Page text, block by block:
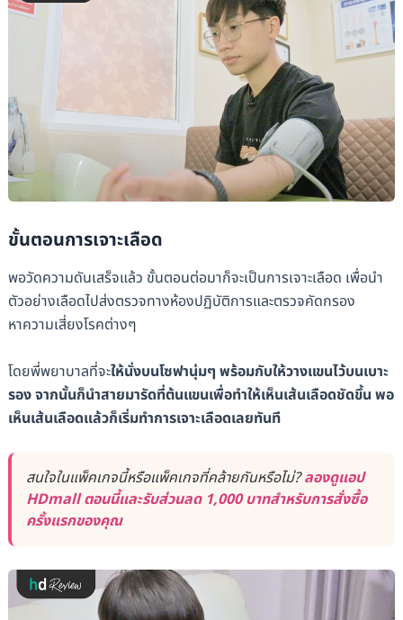
ขั้นตอนการเจาะเลือด
พอวัดความดันเสร็จแล้ว ขั้นตอนต่อมาก็จะเป็นการเจาะเลือด เพื่อนำ
ตัวอย่างเลือดไปส่งตรวจทางห้องปฏิบัติการและตรวจคัดกรอง
หาความเสี่ยงโรคต่างๆ
โดยพี่พยาบาลที่จะให้นั่งบนโซฟานุ่มๆ พร้อมกับให้วางแขนไว้บนเบาะ
รอง จากนั้นก็นำสายมารัดที่ต้นแขนเพื่อทำให้เห็นเส้นเลือดชัดขึ้น พอ
เห็นเส้นเลือดแล้วก็เริ่มทำการเจาะเลือดเลยทันที
สนใจในแพ็คเกจนี้หรือแพ็คเกจที่คล้ายกันหรือไม่?ลองดูแอป
HDmall ตอนนี้และรับส่วนลด 1,000 บาทสำหรับการสั่งซื้อ
ครั้งแรกของคุณ